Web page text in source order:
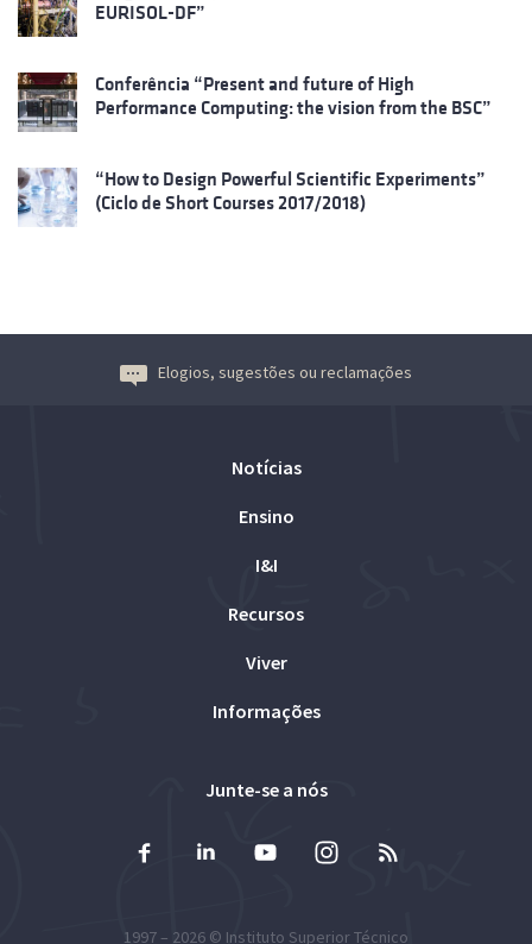
EURISOL-DF”
Conferência “Present and future of High
Performance Computing: the vision from the BSC”
“How to Design Powerful Scientific Experiments”
(Ciclo de Short Courses 2017/2018)
Elogios, sugestões ou reclamações
Notícias
Ensino
I&I
Recursos
Viver
Informações
Junte-se a nós
1997 – 2026 © Instituto Superior Técnico